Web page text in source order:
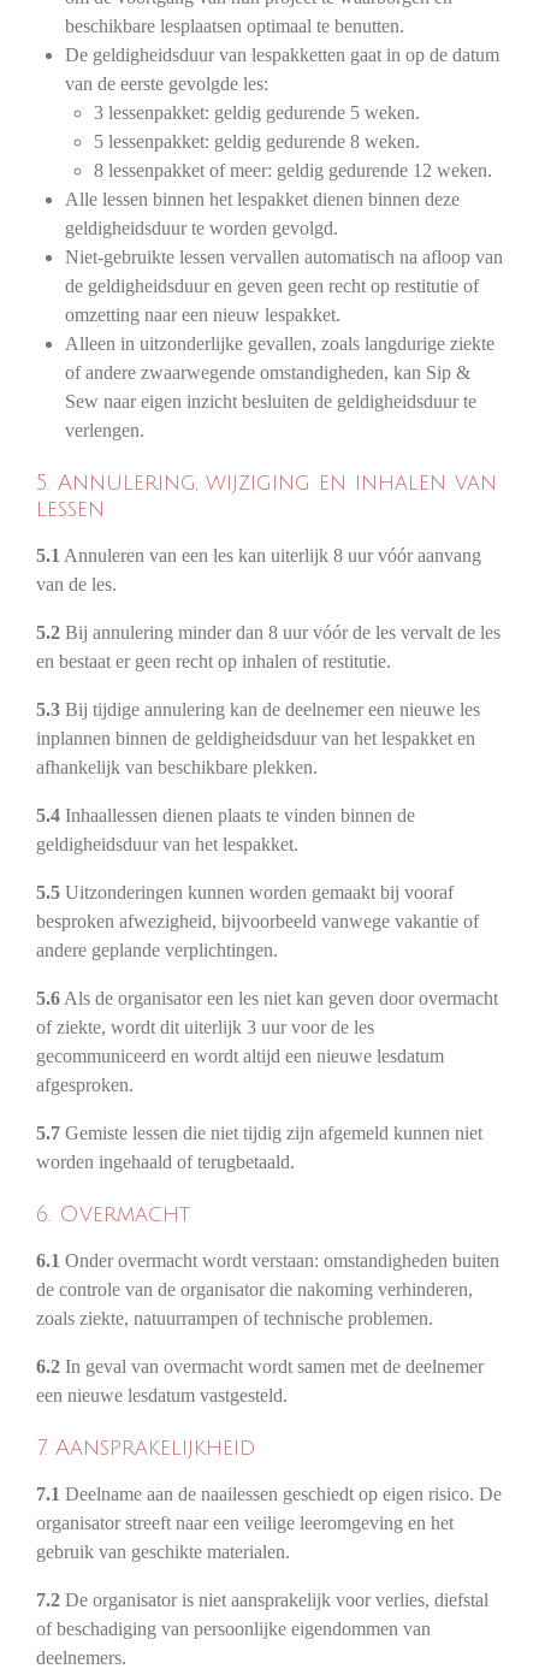
beschikbare lesplaatsen optimaal te benutten.
De geldigheidsduur van lespakketten gaat in op de datum
van de eerste gevolgde les:
3 lessenpakket: geldig gedurende 5 weken.
5 lessenpakket: geldig gedurende 8 weken.
8 lessenpakket of meer: geldig gedurende 12 weken.
Alle lessen binnen het lespakket dienen binnen deze
geldigheidsduur te worden gevolgd.
Niet-gebruikte lessen vervallen automatisch na afloop van
de geldigheidsduur en geven geen recht op restitutie of
omzetting naar een nieuw lespakket.
Alleen in uitzonderlijke gevallen, zoals langdurige ziekte
of andere zwaarwegende omstandigheden, kan Sip &
Sew naar eigen inzicht besluiten de geldigheidsduur te
verlengen.
5. Annulering, wijziging en inhalen van
lessen
5.1 Annuleren van een les kan uiterlijk 8 uur vóór aanvang
van de les.
5.2 Bij annulering minder dan 8 uur vóór de les vervalt de les
en bestaat er geen recht op inhalen of restitutie.
5.3 Bij tijdige annulering kan de deelnemer een nieuwe les
inplannen binnen de geldigheidsduur van het lespakket en
afhankelijk van beschikbare plekken.
5.4 Inhaallessen dienen plaats te vinden binnen de
geldigheidsduur van het lespakket.
5.5 Uitzonderingen kunnen worden gemaakt bij vooraf
besproken afwezigheid, bijvoorbeeld vanwege vakantie of
andere geplande verplichtingen.
5.6 Als de organisator een les niet kan geven door overmacht
of ziekte, wordt dit uiterlijk 3 uur voor de les
gecommuniceerd en wordt altijd een nieuwe lesdatum
afgesproken.
5.7 Gemiste lessen die niet tijdig zijn afgemeld kunnen niet
worden ingehaald of terugbetaald.
6. Overmacht
6.1 Onder overmacht wordt verstaan: omstandigheden buiten
de controle van de organisator die nakoming verhinderen,
zoals ziekte, natuurrampen of technische problemen.
6.2 In geval van overmacht wordt samen met de deelnemer
een nieuwe lesdatum vastgesteld.
7. Aansprakelijkheid
7.1 Deelname aan de naailessen geschiedt op eigen risico. De
organisator streeft naar een veilige leeromgeving en het
gebruik van geschikte materialen.
7.2 De organisator is niet aansprakelijk voor verlies, diefstal
of beschadiging van persoonlijke eigendommen van
deelnemers.